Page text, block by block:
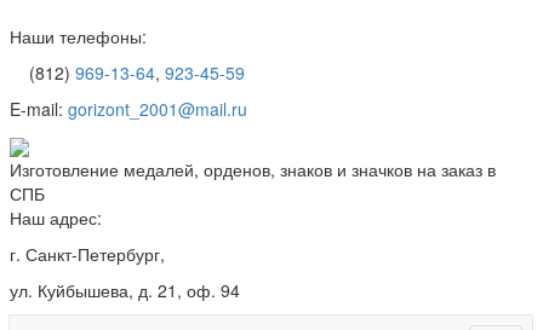
Наши телефоны:
(812) 969-13-64, 923-45-59
E-mail: gorizont_2001@mail.ru
Изготовление медалей, орденов, знаков и значков на заказ в
СПБ
Наш адрес:
г. Санкт-Петербург,
ул. Куйбышева, д. 21, оф. 94